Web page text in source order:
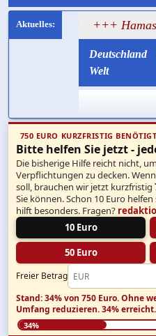
+++ Hamas
Deutschland
Welt
750 EURO KURZFRISTIG
Bitte helfen Sie jetzt -
Die bisherige Hilfe reicht nicht,
Verpflichtungen zu decken.
soll, brauchen wir jetzt kurzfristig
Sie können. Schon 10 Euro
hilft besonders. Fragen?
10 Euro
50 Euro
Freier Betrag
Stand: 34% von 750 Euro.Ohne
Umfang reduzieren.34% erreicht.
34%